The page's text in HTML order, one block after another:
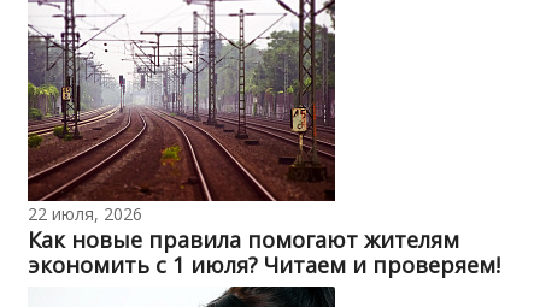
22 июля, 2026
Как новые правила помогают жителям
экономить с 1 июля? Читаем и проверяем!